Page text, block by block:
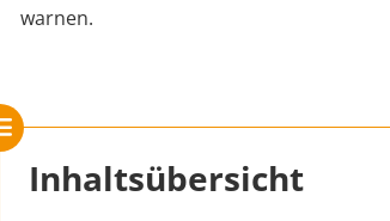
warnen.
Inhaltsübersicht